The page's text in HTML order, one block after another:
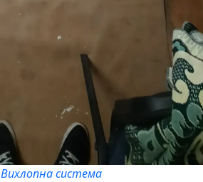
Вихлопна система